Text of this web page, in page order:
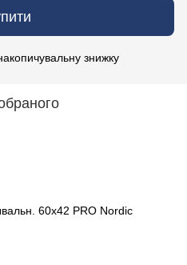
знижку
60х42 PRO Nordic